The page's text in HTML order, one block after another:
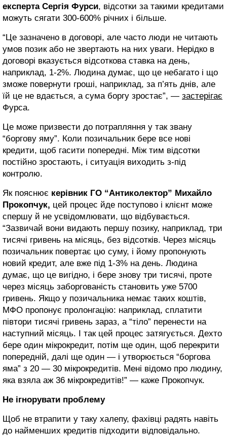
експерта Сергія Фурси, відсотки за такими кредитами
можуть сягати 300-600% річних і більше.
“Це зазначено в договорі, але часто люди не читають
умов позик або не звертають на них уваги. Нерідко в
договорі вказується відсоткова ставка на день,
наприклад, 1-2%. Людина думає, що це небагато і що
зможе повернути гроші, наприклад, за п’ять днів, але
їй це не вдається, а сума боргу зростає”, — застерігає
Фурса.
Це може призвести до потрапляння у так звану
“боргову яму”. Коли позичальник бере все нові
кредити, щоб гасити попередні. Між тим відсотки
постійно зростають, і ситуація виходить з-під
контролю.
Як пояснює керівник ГО “Антиколектор” Михайло
Прокопчук, цей процес йде поступово і клієнт може
спершу й не усвідомлювати, що відбувається.
“Зазвичай вони видають першу позику, наприклад, три
тисячі гривень на місяць, без відсотків. Через місяць
позичальник повертає цю суму, і йому пропонують
новий кредит, але вже під 1-3% на день. Людина
думає, що це вигідно, і бере знову три тисячі, проте
через місяць заборгованість становить уже 5700
гривень. Якщо у позичальника немає таких коштів,
МФО пропонує пролонгацію: наприклад, сплатити
півтори тисячі гривень зараз, а “тіло” перенести на
наступний місяць. І так цей процес затягується. Дехто
бере один мікрокредит, потім ще один, щоб перекрити
попередній, далі ще один — і утворюється “боргова
яма” з 20 — 30 мікрокредитів. Мені відомо про людину,
яка взяла аж 36 мікрокредитів!” — каже Прокопчук.
Не ігнорувати проблему
Щоб не втрапити у таку халепу, фахівці радять навіть
до найменших кредитів підходити відповідально.